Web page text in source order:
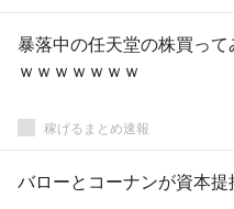
暴落中の任天堂の株買って
ｗｗｗｗｗｗｗ
稼げるまとめ速報
バローとコーナンが資本提